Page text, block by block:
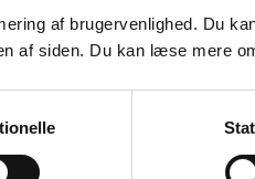
af brugervenlighed. Du
af siden. Du kan læse mere